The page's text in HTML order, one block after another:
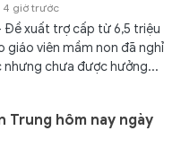
4 giờ trước
Đề xuất trợ cấp từ 6,5 triệu
giáo viên mầm non đã nghỉ
chưa được hưởng...
Trung hôm nay ngày